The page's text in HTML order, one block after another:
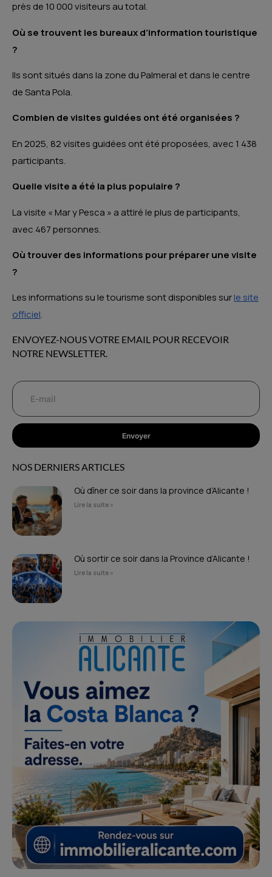
près de 10 000 visiteurs au total.
Où se trouvent les bureaux d’information touristique
?
Ils sont situés dans la zone du Palmeral et dans le centre
de Santa Pola.
Combien de visites guidées ont été organisées ?
En 2025, 82 visites guidées ont été proposées, avec 1 438
participants.
Quelle visite a été la plus populaire ?
La visite « Mar y Pesca » a attiré le plus de participants,
avec 467 personnes.
Où trouver des informations pour préparer une visite
?
Les informations su le tourisme sont disponibles surle site
officiel.
ENVOYEZ-NOUS VOTRE EMAIL POUR RECEVOIR
NOTRE NEWSLETTER.
Envoyer
NOS DERNIERS ARTICLES
Où dîner ce soir dans la province d’Alicante !
Lire la suite »
Où sortir ce soir dans la Province d’Alicante !
Lire la suite »